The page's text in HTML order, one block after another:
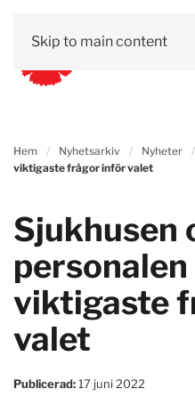
Skip to main content
Hem Nyhetsarkiv Nyheter
viktigaste frågor inför valet
Sjukhusen
personalen
viktigaste
valet
Publicerad:17 juni 2022